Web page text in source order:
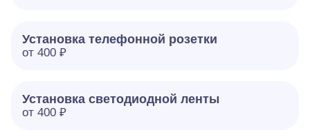
Установка телефонной розетки
от 400 ₽
Установка светодиодной ленты
от 400 ₽